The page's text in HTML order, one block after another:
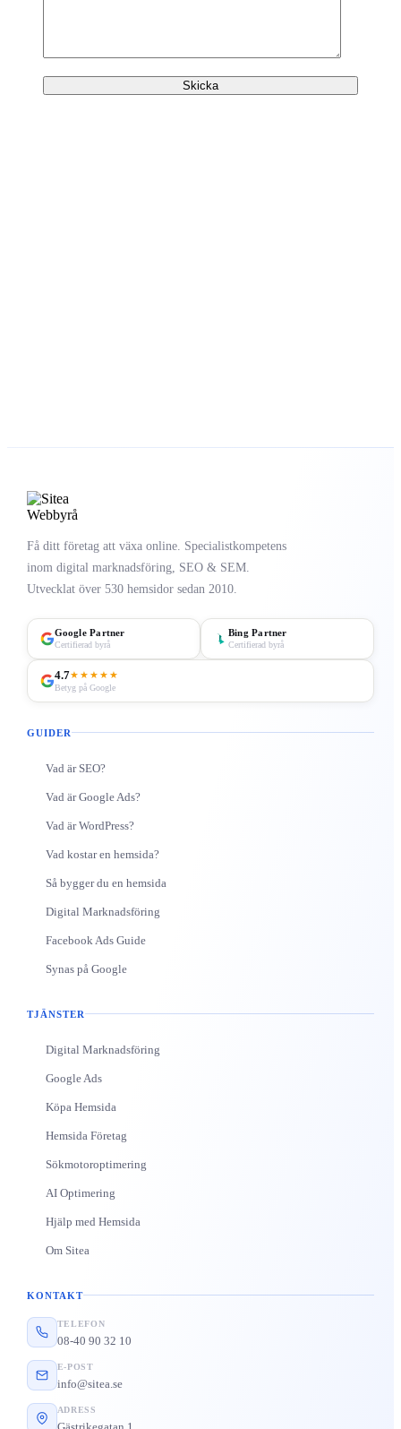
Få ditt företag att växa online. Specialistkompetens
inom digital marknadsföring, SEO & SEM.
Utvecklat över 530 hemsidor sedan 2010.
Google Partner
Certifierad byrå
Bing Partner
Certifierad byrå
4.7★★★★★
Betyg på Google
GUIDER
Vad är SEO?
Vad är Google Ads?
Vad är WordPress?
Vad kostar en hemsida?
Så bygger du en hemsida
Digital Marknadsföring
Facebook Ads Guide
Synas på Google
TJÄNSTER
Digital Marknadsföring
Google Ads
Köpa Hemsida
Hemsida Företag
Sökmotoroptimering
AI Optimering
Hjälp med Hemsida
Om Sitea
KONTAKT
TELEFON
08-40 90 32 10
E-POST
info@sitea.se
ADRESS